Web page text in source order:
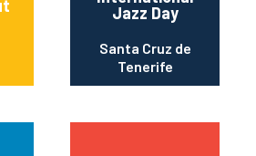
Jazz Day
Santa Cruz de
Tenerife